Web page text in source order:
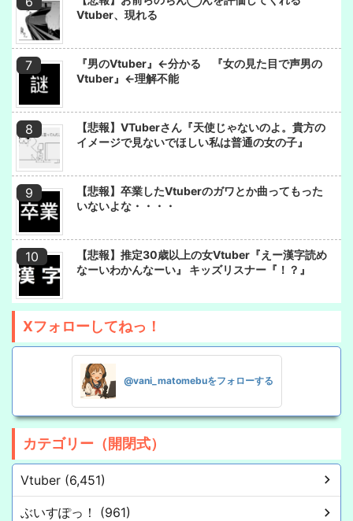
Vtuber、現れる
『男のVtuber』←分かる 『女の見た目で声男の
Vtuber』←理解不能
【悲報】VTuberさん『天使じゃないのよ。貴方の
イメージで見ないでほしい私は普通の女の子』
【悲報】卒業したVtuberのガワとか曲ってもった
いないよな・・・・
【悲報】推定30歳以上の女Vtuber『えー漢字読め
なーいわかんなーい』 キッズリスナー『！？』
Xフォローしてねっ！
@vani_matomebuをフォローする
カテゴリー（開閉式）
Vtuber (6,451)
ぶいすぽっ！ (961)